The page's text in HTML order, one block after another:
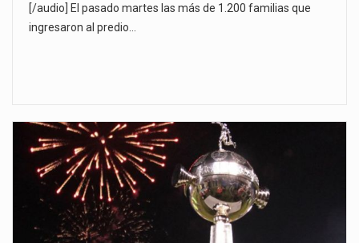
[/audio] El pasado martes las más de 1.200 familias que
ingresaron al predio…